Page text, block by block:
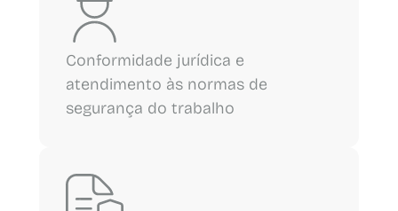
Conformidade jurídica e
atendimento às normas de
segurança do trabalho